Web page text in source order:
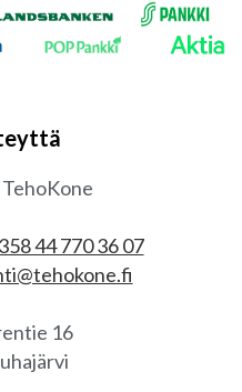
44 770 36 07
16